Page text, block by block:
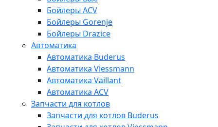
Бойлеры ACV
Бойлеры Gorenje
Бойлеры Drazice
Автоматика
Автоматика Buderus
Автоматика Viessmann
Автоматика Vaillant
Автоматика ACV
Запчасти для котлов
Запчасти для котлов Buderus